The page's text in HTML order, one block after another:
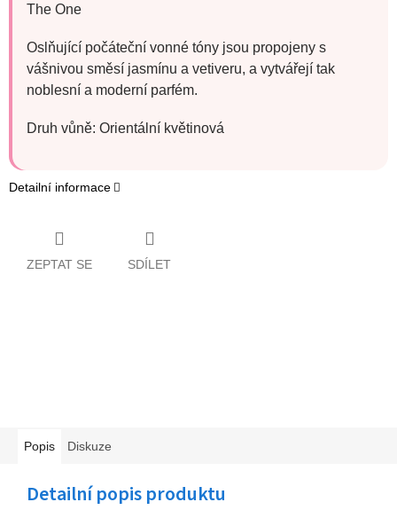
The One
Oslňující počáteční vonné tóny jsou propojeny s
vášnivou směsí jasmínu a vetiveru, a vytvářejí tak
noblesní a moderní parfém.
Druh vůně: Orientální květinová
Detailní informace
ZEPTAT SE SDÍLET
Popis Diskuze
Detailní popis produktu